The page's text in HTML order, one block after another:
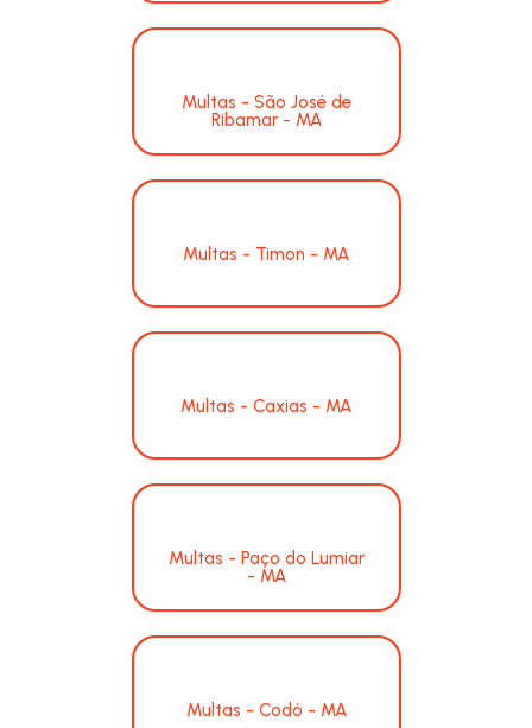
Multas - São José de
Ribamar - MA
Multas - Timon - MA
Multas - Caxias - MA
Multas - Paço do Lumiar
- MA
Multas - Codó - MA